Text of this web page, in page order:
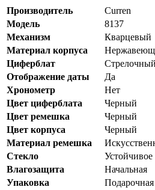
Производитель
Curren
Модель
8137
Механизм
Кварцевый
Материал корпуса
Циферблат
Стрелочный
Отображение даты
Да
Хронометр
Нет
Цвет циферблата
Черный
Цвет ремешка
Черный
Цвет корпуса
Черный
Материал ремешка
Стекло
Влагозащита
Начальная
Упаковка
Подарочная